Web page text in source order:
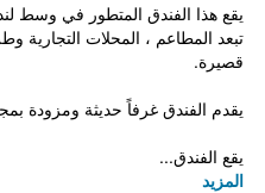
يقع هذا الفندق المتطور في وسط
تبعد المطاعم ، المحلات
قصيرة.
يقدم الفندق غرفاً حديثة ومزودة
يقع الفندق...
المزيد